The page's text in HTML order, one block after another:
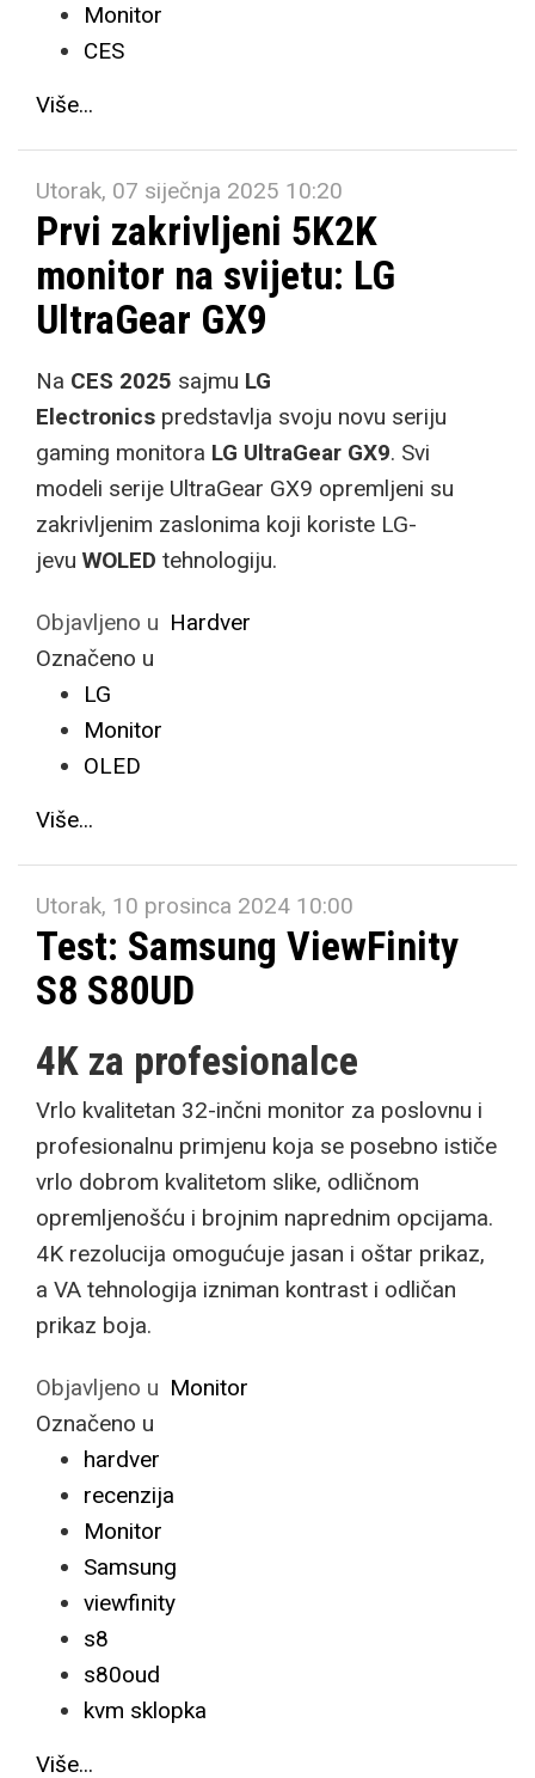
Monitor
CES
Više...
Utorak, 07 siječnja 2025 10:20
Prvi zakrivljeni 5K2K
monitor na svijetu: LG
UltraGear GX9
Na CES 2025 sajmu LG
Electronics predstavlja svoju novu seriju
gaming monitora LG UltraGear GX9. Svi
modeli serije UltraGear GX9 opremljeni su
zakrivljenim zaslonima koji koriste LG-
jevu WOLED tehnologiju.
Objavljeno u Hardver
Označeno u
LG
Monitor
OLED
Više...
Utorak, 10 prosinca 2024 10:00
Test: Samsung ViewFinity
S8 S80UD
4K za profesionalce
Vrlo kvalitetan 32-inčni monitor za poslovnu i
profesionalnu primjenu koja se posebno ističe
vrlo dobrom kvalitetom slike, odličnom
opremljenošću i brojnim naprednim opcijama.
4K rezolucija omogućuje jasan i oštar prikaz,
a VA tehnologija izniman kontrast i odličan
prikaz boja.
Objavljeno u Monitor
Označeno u
hardver
recenzija
Monitor
Samsung
viewfinity
s8
s80oud
kvm sklopka
Više...